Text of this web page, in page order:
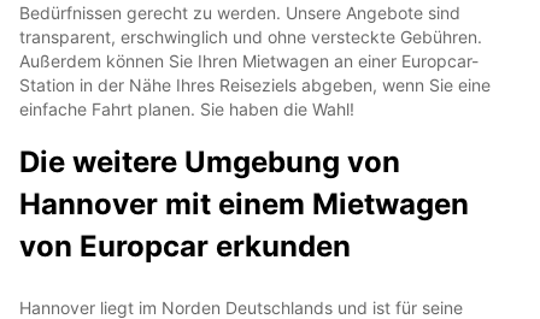
Bedürfnissen gerecht zu werden. Unsere Angebote sind
transparent, erschwinglich und ohne versteckte Gebühren.
Außerdem können Sie Ihren Mietwagen an einer Europcar-
Station in der Nähe Ihres Reiseziels abgeben, wenn Sie eine
einfache Fahrt planen. Sie haben die Wahl!
Die weitere Umgebung von
Hannover mit einem Mietwagen
von Europcar erkunden
Hannover liegt im Norden Deutschlands und ist für seine